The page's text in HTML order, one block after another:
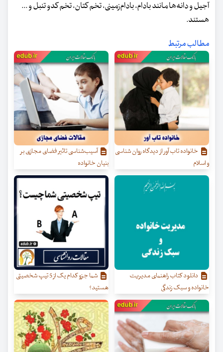
آجیل و دانه‌ها مانند بادام، بادام‌زمینی، تخم کتان، تخم کدو تنبل و ...
هستند.
مطالب مرتبط
خانواده تاب آور از دیدگاه روان شناسی
و اسلام
آسیب‌شناسی تاثیر فضای مجازی بر
بنیان خانواده
دانلود کتاب راهنمای مدیریت
خانواده و سبک زندگی
شما جزو کدام یک از 5 تیپ شخصیتی
هستید؟